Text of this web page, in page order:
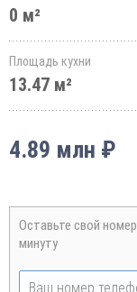
0 м²
Площадь кухни
13.47 м²
4.89 млн ₽
Оставьте свой
минуту